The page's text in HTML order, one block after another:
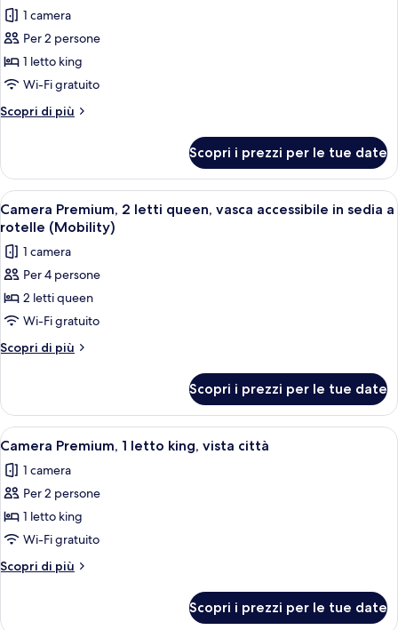
le
foto
per
Camera
Premium,
1
king,
vista
baia
(Spa)
1 camera
Per 2 persone
1 letto king
Wi-Fi gratuito
Scopri di più
Altri
Premium,
letto
king,
baia
(Spa)
Scopri i prezzi per le tue date
Apri
tutte
le
foto
per
Camera
Premium,
2
vasca
accessibile
in
sedia
a
rotelle
(Mobility)
Un giradischi con un disco in vinile,
6
Camera Premium, 2 letti queen, vasca accessibile in sedia a
rotelle (Mobility)
1 camera
Per 4 persone
2 letti queen
Wi-Fi gratuito
Scopri di più
Altri
Premium,
letti
vasca
accessibile
sedia
a
(Mobility)
Scopri i prezzi per le tue date
Apri
tutte
le
foto
per
Camera
Premium,
1
king,
Una poltrona rossa con un cuscino
10
Camera Premium, 1 letto king, vista città
1 camera
Per 2 persone
1 letto king
Wi-Fi gratuito
Scopri di più
Altri
Scopri i prezzi per le tue date